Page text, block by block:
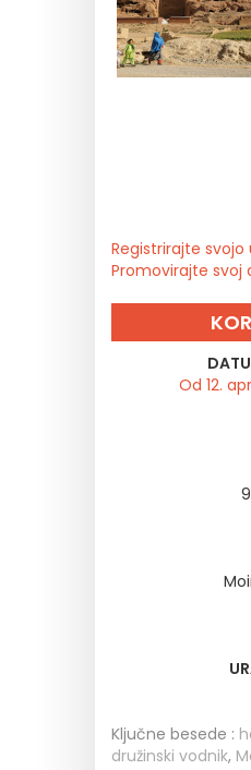
Registrirajte
Promovirajte svoj
Od 12.
Ključne besede :
družinski vodnik,